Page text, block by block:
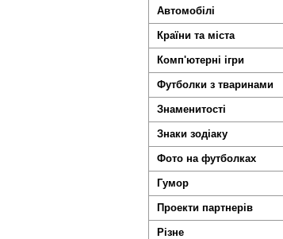
Автомобілі
Країни та міста
Комп'ютерні ігри
Футболки з тваринами
Знаменитості
Знаки зодіаку
Фото на футболках
Гумор
Проекти партнерів
Різне